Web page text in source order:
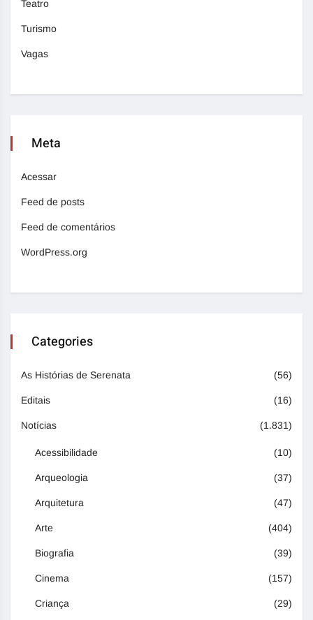
Teatro
Turismo
Vagas
Meta
Acessar
Feed de posts
Feed de comentários
WordPress.org
Categories
As Histórias de Serenata (56)
Editais (16)
Notícias (1.831)
Acessibilidade (10)
Arqueologia (37)
Arquitetura (47)
Arte (404)
Biografia (39)
Cinema (157)
Criança (29)